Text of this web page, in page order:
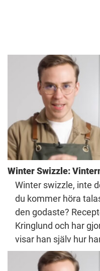
Winter Swizzle:
Winter swizzle, inte
du kommer höra
den godaste?
Kringlund och har
visar han själv hur